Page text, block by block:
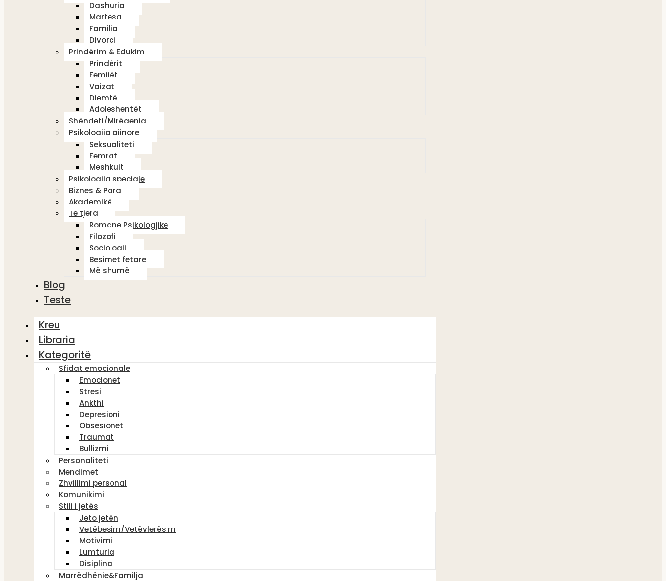
Dashuria
Martesa
Familja
Divorci
Prindërim & Edukim
Prindërit
Femijët
Vajzat
Djemtë
Adoleshentët
Shëndeti/Mirëqenia
Psikologjia gjinore
Seksualiteti
Femrat
Meshkujt
Psikologjia speciale
Biznes & Para
Akademikë
Te tjera
Romane Psikologjike
Filozofi
Sociologji
Besimet fetare
Më shumë
Blog
Teste
Kreu
Libraria
Kategoritë
Sfidat emocionale
Emocionet
Stresi
Ankthi
Depresioni
Obsesionet
Traumat
Bullizmi
Personaliteti
Mendimet
Zhvillimi personal
Komunikimi
Stili i jetës
Jeto jetën
Vetëbesim/Vetëvlerësim
Motivimi
Lumturia
Disiplina
Marrëdhënie&Familja